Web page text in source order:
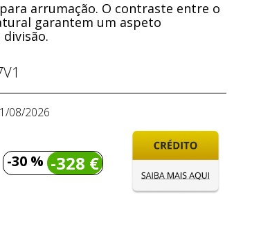
arrumação. O contraste entre o
garantem um aspeto
08/2026
-30 % -328 €